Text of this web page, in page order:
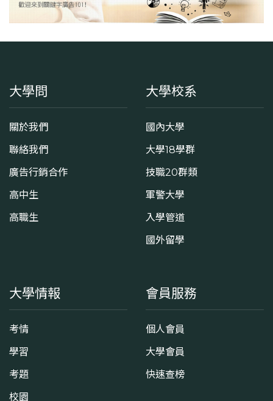
大學問
關於我們
聯絡我們
廣告行銷合作
高中生
高職生
大學校系
國內大學
大學18學群
技職20群類
軍警大學
入學管道
國外留學
大學情報
考情
學習
考題
校園
會員服務
個人會員
大學會員
快速查榜